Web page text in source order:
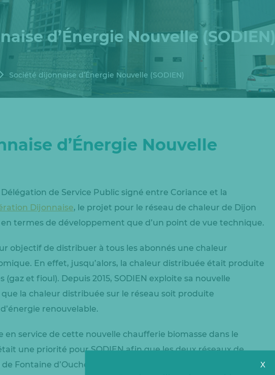
d’Énergie Nouvelle (SODIEN)
Société dijonnaise d’Énergie Nouvelle (SODIEN)
d’Énergie Nouvelle
de Service Public signé entre Coriance et la
Dijonnaise, le projet pour le réseau de chaleur de Dijon
termes de développement que d’un point de vue technique.
objectif de distribuer à tous les abonnés une chaleur
En effet, jusqu’alors, la chaleur distribuée était produite
(gaz et fioul). Depuis 2015, SODIEN exploite sa nouvelle
la chaleur distribuée sur le réseau soit produite
renouvelable.
en service de cette nouvelle chaufferie biomasse dans le
une priorité pour SODIEN afin que les deux réseaux de
Fontaine d’Ouche et celui de Chenôve, soient interconnectés,
X